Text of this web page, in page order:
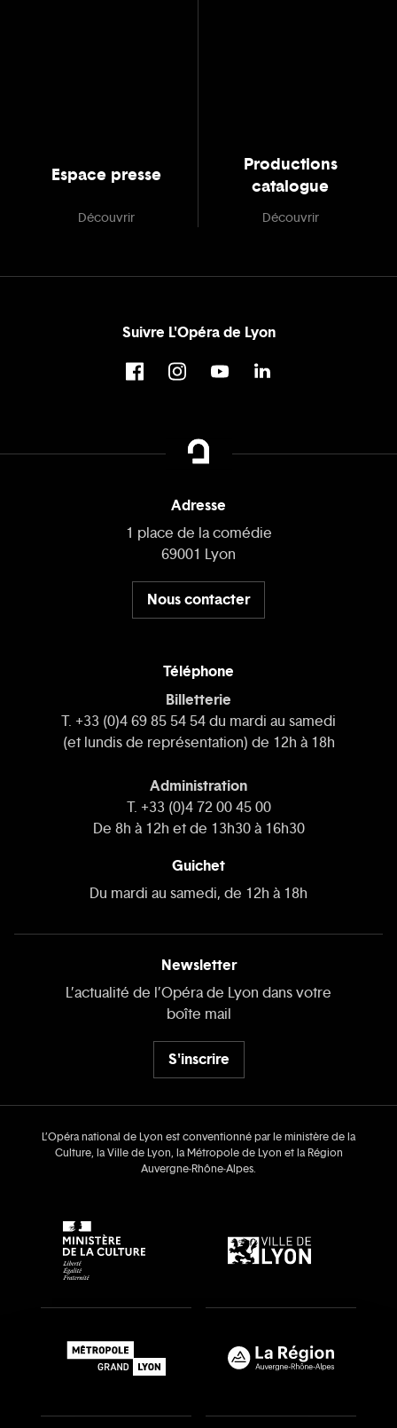
Espace presse
Découvrir
Productions
catalogue
Découvrir
Suivre L'Opéra de Lyon
Adresse
1 place de la comédie
69001 Lyon
Nous contacter
Téléphone
Billetterie
T. +33 (0)4 69 85 54 54 du mardi au samedi
(et lundis de représentation) de 12h à 18h
Administration
T. +33 (0)4 72 00 45 00
De 8h à 12h et de 13h30 à 16h30
Guichet
Du mardi au samedi, de 12h à 18h
Newsletter
L’actualité de l’Opéra de Lyon dans votre
boîte mail
S'inscrire
L’Opéra national de Lyon est conventionné par le ministère de la
Culture, la Ville de Lyon, la Métropole de Lyon et la Région
Auvergne‑Rhône‑Alpes.